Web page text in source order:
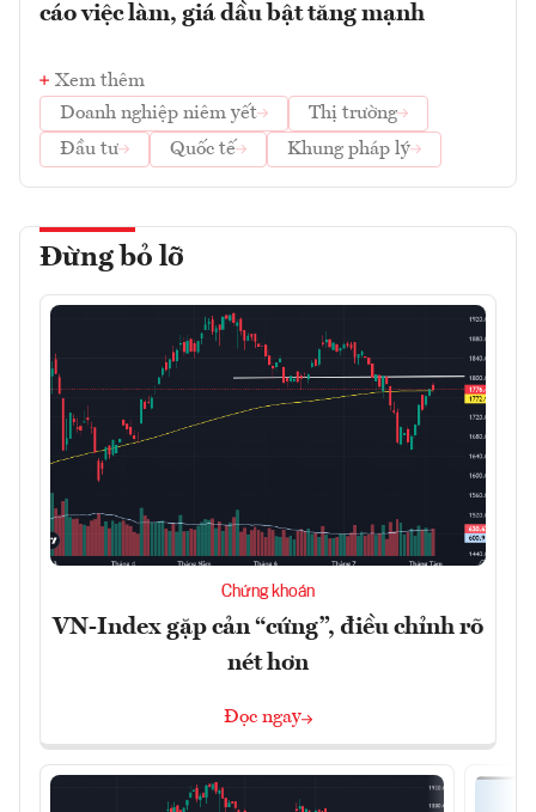
cáo việc làm, giá dầu bật tăng mạnh
Xem thêm
Doanh nghiệp niêm yết
Thị trường
Đầu tư
Quốc tế Khung pháp lý
Đừng bỏ lỡ
Chứng khoán
VN-Index gặp cản “cứng”, điều chỉnh rõ
nét hơn
Đọc ngay